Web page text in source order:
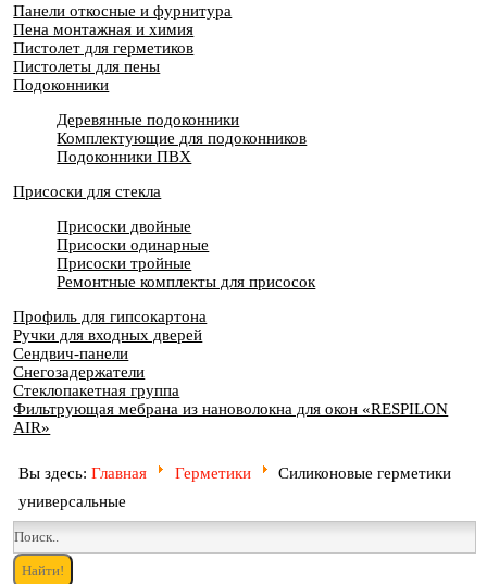
Панели откосные и фурнитура
Пена монтажная и химия
Пистолет для герметиков
Пистолеты для пены
Подоконники
Деревянные подоконники
Комплектующие для подоконников
Подоконники ПВХ
Присоски для стекла
Присоски двойные
Присоски одинарные
Присоски тройные
Ремонтные комплекты для присосок
Профиль для гипсокартона
Ручки для входных дверей
Сендвич-панели
Снегозадержатели
Стеклопакетная группа
Фильтрующая мебрана из нановолокна для окон «RESPILON
AIR»
Вы здесь:Главная Герметики
Силиконовые герметики
универсальные